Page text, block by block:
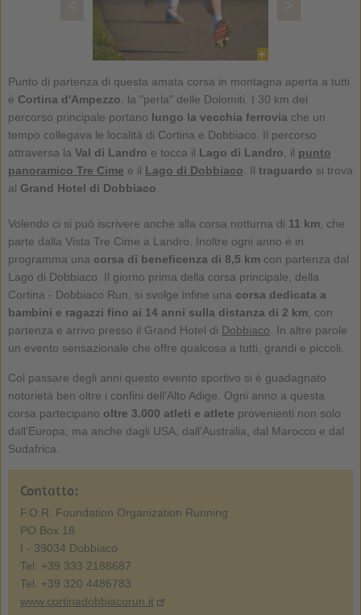
Punto di partenza di questa amata corsa in montagna aperta a tutti
è Cortina d'Ampezzo , la "perla" delle Dolomiti. I 30 km del
percorso principale portano lungo la vecchia ferrovia che un
tempo collegava le località di Cortina e Dobbiaco. Il percorso
attraversa la Val di Landro e tocca il Lago di Landro , il punto
panoramico Tre Cime e il Lago di Dobbiaco . Il traguardo si trova
al Grand Hotel di Dobbiaco
Volendo ci si può iscrivere anche alla corsa notturna di 11 km, che
parte dalla Vista Tre Cime a Landro. Inoltre ogni anno è in
programma una corsa di beneficenza di 8,5 kmcon partenza dal
Lago di Dobbiaco. Il giorno prima della corsa principale, della
Cortina - Dobbiaco Run, si svolge infine una corsa dedicata a
bambini e ragazzi fino ai 14 anni sulla distanza di 2 km, con
partenza e arrivo presso il Grand Hotel di Dobbiaco . In altre parole
un evento sensazionale che offre qualcosa a tutti, grandi e piccoli.
Col passare degli anni questo evento sportivo si è guadagnato
notorietà ben oltre i confini dell'Alto Adige. Ogni anno a questa
corsa partecipano oltre 3.000 atleti e atlete provenienti non solo
dall'Europa, ma anche dagli USA, dall'Australia, dal Marocco e dal
Sudafrica.
Contatto:
F.O.R. Foundation Organization Running
PO Box 18
I - 39034 Dobbiaco
Tel. +39 333 2188687
Tel. +39 320 4486783
www.cortinadobbiacorun.it